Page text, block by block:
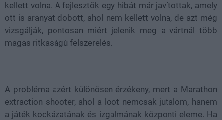
kellett volna. A fejlesztők egy hibát már javítottak, amely
ott is aranyat dobott, ahol nem kellett volna, de azt még
vizsgálják, pontosan miért jelenik meg a vártnál több
magas ritkaságú felszerelés.
A probléma azért különösen érzékeny, mert a Marathon
extraction shooter, ahol a loot nemcsak jutalom, hanem
a játék kockázatának és izgalmának központi eleme. Ha